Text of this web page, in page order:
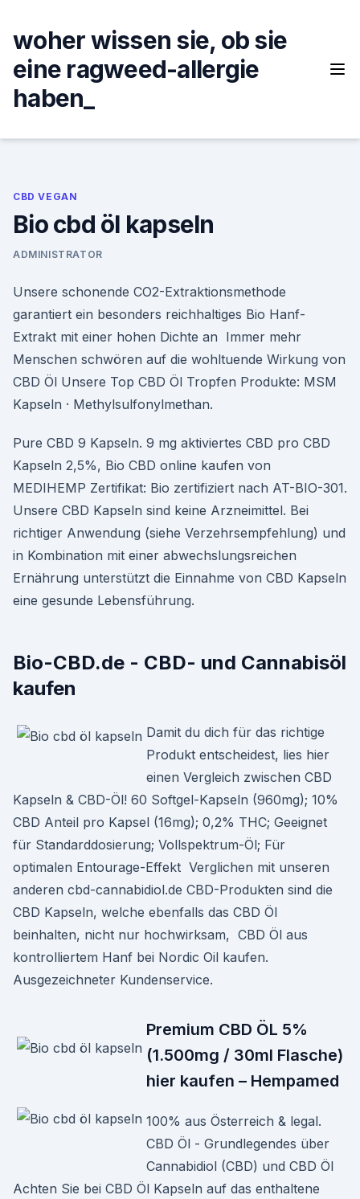
content
woher wissen sie, ob sie
eine ragweed-allergie
haben_
CBD VEGAN
Bio cbd öl kapseln
ADMINISTRATOR
Unsere schonende CO2-Extraktionsmethode
garantiert ein besonders reichhaltiges Bio Hanf-
Extrakt mit einer hohen Dichte an Immer mehr
Menschen schwören auf die wohltuende Wirkung von
CBD Öl Unsere Top CBD Öl Tropfen Produkte: MSM
Kapseln · Methylsulfonylmethan.
Pure CBD 9 Kapseln. 9 mg aktiviertes CBD pro CBD
Kapseln 2,5%, Bio CBD online kaufen von
MEDIHEMP Zertifikat: Bio zertifiziert nach AT-BIO-301.
Unsere CBD Kapseln sind keine Arzneimittel. Bei
richtiger Anwendung (siehe Verzehrsempfehlung) und
in Kombination mit einer abwechslungsreichen
Ernährung unterstützt die Einnahme von CBD Kapseln
eine gesunde Lebensführung.
Bio-CBD.de - CBD- und Cannabisöl
kaufen
Damit du dich für das richtige
Produkt entscheidest, lies hier
einen Vergleich zwischen CBD
Kapseln & CBD-Öl! 60 Softgel-Kapseln (960mg); 10%
CBD Anteil pro Kapsel (16mg); 0,2% THC; Geeignet
für Standarddosierung; Vollspektrum-Öl; Für
optimalen Entourage-Effekt Verglichen mit unseren
anderen cbd-cannabidiol.de CBD-Produkten sind die
CBD Kapseln, welche ebenfalls das CBD Öl
beinhalten, nicht nur hochwirksam, CBD Öl aus
kontrolliertem Hanf bei Nordic Oil kaufen.
Ausgezeichneter Kundenservice.
Premium CBD ÖL 5%
(1.500mg / 30ml Flasche)
hier kaufen – Hempamed
100% aus Österreich & legal.
CBD Öl - Grundlegendes über
Cannabidiol (CBD) und CBD Öl
Achten Sie bei CBD Öl Kapseln auf das enthaltene